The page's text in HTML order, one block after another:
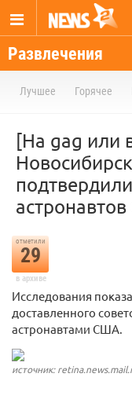
Развлечения
Лучшее Горячее
[На gag или
отметили
29
в архиве
Исследования
доставленного
астронавтами США.
источник: